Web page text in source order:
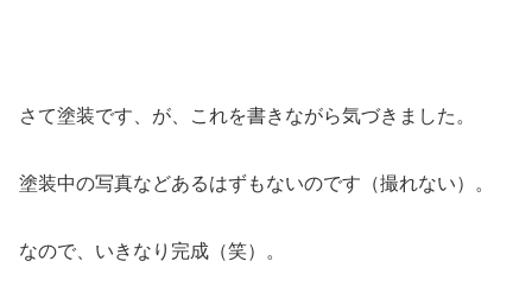
さて塗装です、が、これを書きながら気づきました。
塗装中の写真などあるはずもないのです（撮れない）。
なので、いきなり完成（笑）。